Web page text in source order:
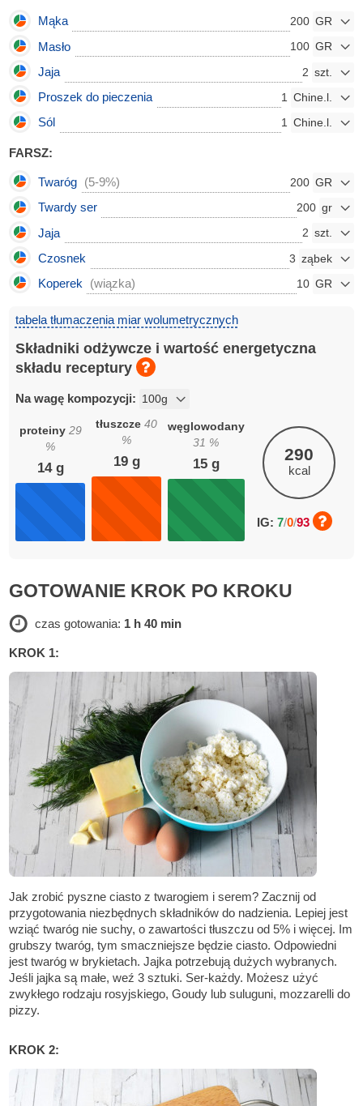
Mąka 200
Masło 100
Jaja 2
Proszek do pieczenia 1
Sól 1
FARSZ:
Twaróg (5-9%) 200
Twardy ser 200
Jaja 2
Czosnek 3
Koperek (wiązka) 10
tabela tłumaczenia miar wolumetrycznych
Składniki odżywcze i wartość energetyczna
składu receptury
Na wagę kompozycji:
proteiny 29
%
14g
tłuszcze 40
%
19g
węglowodany
31 %
15g
290
kcal
IG: 7/0/93
GOTOWANIE KROK PO KROKU
czas gotowania: 1 h 40 min
KROK 1:
Jak zrobić pyszne ciasto z twarogiem i serem? Zacznij od
przygotowania niezbędnych składników do nadzienia. Lepiej jest
wziąć twaróg nie suchy, o zawartości tłuszczu od 5% i więcej. Im
grubszy twaróg, tym smaczniejsze będzie ciasto. Odpowiedni
jest twaróg w brykietach. Jajka potrzebują dużych wybranych.
Jeśli jajka są małe, weź 3 sztuki. Ser-każdy. Możesz użyć
zwykłego rodzaju rosyjskiego, Goudy lub suluguni, mozzarelli do
pizzy.
KROK 2: